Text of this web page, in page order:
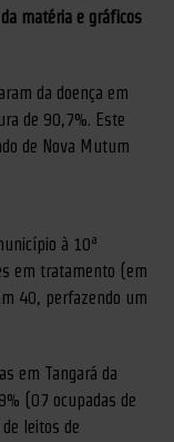
matéria e gráficos
da doença em
de 90,7%. Este
de Nova Mutum
à 10ª
em tratamento (em
40, perfazendo um
em Tangará da
(07 ocupadas de
leitos de